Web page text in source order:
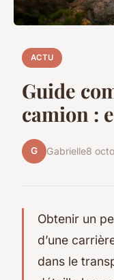
ACTU
Guide
camion :
G Gabrielle8
Obtenir un
d’une
dans le